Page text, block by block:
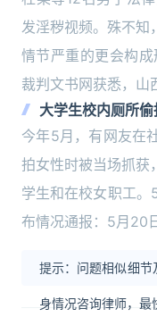
发淫秽视频。殊不知
情节严重的更会构
裁判文书网获悉，山
大学生校内厕所偷
今年5月，有网友在
拍女性时被当场抓获
学生和在校女职工
布情况通报：5月20
提示：问题相似细节
身情况咨询律师，最